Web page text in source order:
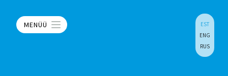
MENÜÜ
EST
ENG
RUS